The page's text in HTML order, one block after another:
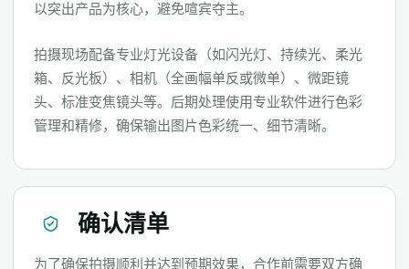
以突出产品为核心，避免喧宾夺主。
拍摄现场配备专业灯光设备（如闪光灯、持续光、柔光
箱、反光板）、相机（全画幅单反或微单）、微距镜
头、标准变焦镜头等。后期处理使用专业软件进行色彩
管理和精修，确保输出图片色彩统一、细节清晰。
确认清单
为了确保拍摄顺利并达到预期效果，合作前需要双方确